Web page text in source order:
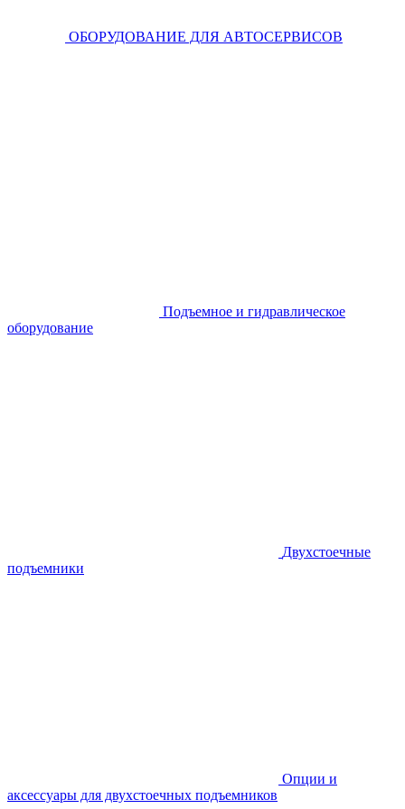
ОБОРУДОВАНИЕ ДЛЯ АВТОСЕРВИСОВ
Подъемное и гидравлическое
оборудование
Двухстоечные
подъемники
Опции и
аксессуары для двухстоечных подъемников